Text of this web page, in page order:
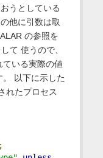
うとしている
他に引数は取
の参照を
て 使うので、
いる実際の値
以下に示した
れたプロセス
;